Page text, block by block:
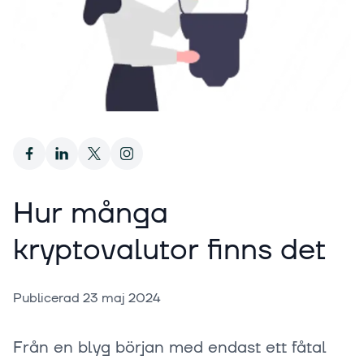
Hur många
kryptovalutor finns det
Publicerad 23 maj 2024
Från en blyg början med endast ett fåtal